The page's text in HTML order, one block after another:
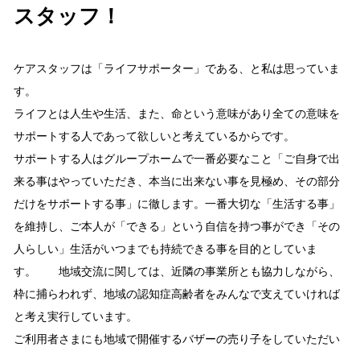
スタッフ！
ケアスタッフは「ライフサポーター」である、と私は思っていま
す。
ライフとは人生や生活、また、命という意味があり全ての意味を
サポートする人であって欲しいと考えているからです。
サポートする人はグループホームで一番必要なこと「ご自身で出
来る事はやっていただき、本当に出来ない事を見極め、その部分
だけをサポートする事」に徹します。一番大切な「生活する事」
を維持し、ご本人が「できる」という自信を持つ事ができ「その
人らしい」生活がいつまでも持続できる事を目的としていま
す。 地域交流に関しては、近隣の事業所とも協力しながら、
枠に捕らわれず、地域の認知症高齢者をみんなで支えていければ
と考え実行しています。
ご利用者さまにも地域で開催するバザーの売り子をしていただい